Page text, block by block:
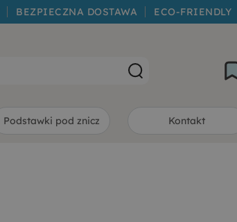
BEZPIECZNA DOSTAWA ECO-FRIENDLY
Podstawki pod znicz Kontakt